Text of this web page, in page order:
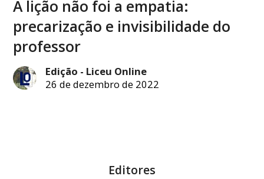
A lição não foi a empatia:
precarização e invisibilidade do
professor
Edição - Liceu Online
26 de dezembro de 2022
Editores